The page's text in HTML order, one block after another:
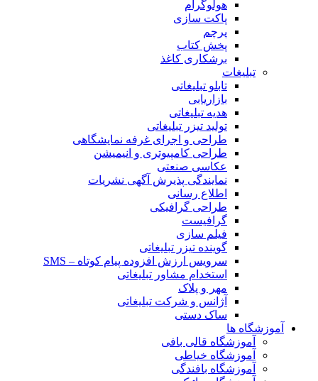
هولوگرام
پاکت سازی
پرچم
پخش کتاب
برشکاری کاغذ
تبلیغات
تابلو تبلیغاتی
بازاریابی
هدیه تبلیغاتی
تولید تیزر تبلیغاتی
طراحی و اجرای غرفه نمایشگاهی
طراحی کامپیوتری و انیمیشن
عکاسی صنعتی
نمایندگی پذیرش آگهی نشریات
اطلاع رسانی
طراحی گرافیکی
گرافیست
فیلم سازی
گوینده تیزر تبلیغاتی
سرویس ارزش افزوده پیام کوتاه – SMS
استخدام مشاور تبلیغاتی
مهر و پلاک
آژانس و شرکت تبلیغاتی
ساک دستی
آموزشگاه ها
آموزشگاه قالی بافی
آموزشگاه خیاطی
آموزشگاه بافندگی